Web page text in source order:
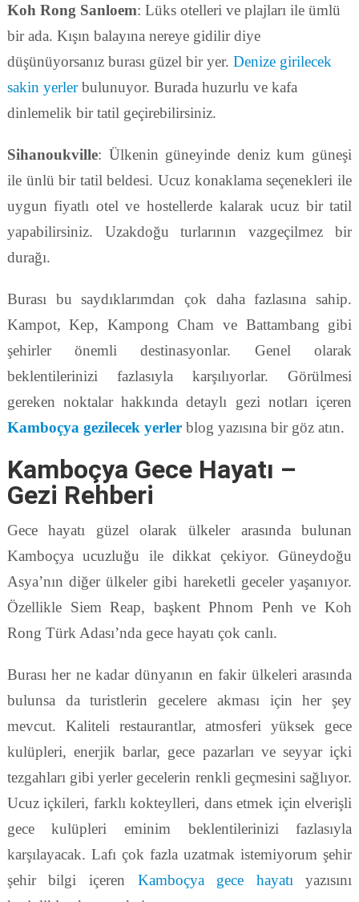
Koh Rong Sanloem: Lüks otelleri ve plajları ile ümlü
bir ada. Kışın balayına nereye gidilir diye
düşünüyorsanız burası güzel bir yer. Denize girilecek
sakin yerlerbulunuyor. Burada huzurlu ve kafa
dinlemelik bir tatil geçirebilirsiniz.
Sihanoukville: Ülkenin güneyinde deniz kum güneşi
ile ünlü bir tatil beldesi. Ucuz konaklama seçenekleri ile
uygun fiyatlı otel ve hostellerde kalarak ucuz bir tatil
yapabilirsiniz. Uzakdoğu turlarının vazgeçilmez bir
durağı.
Burası bu saydıklarımdan çok daha fazlasına sahip.
Kampot, Kep, Kampong Cham ve Battambang gibi
şehirler önemli destinasyonlar. Genel olarak
beklentilerinizi fazlasıyla karşılıyorlar. Görülmesi
gereken noktalar hakkında detaylı gezi notları içeren
Kamboçya gezilecek yerlerblog yazısına bir göz atın.
Kamboçya Gece Hayatı –
Gezi Rehberi
Gece hayatı güzel olarak ülkeler arasında bulunan
Kamboçya ucuzluğu ile dikkat çekiyor. Güneydoğu
Asya’nın diğer ülkeler gibi hareketli geceler yaşanıyor.
Özellikle Siem Reap, başkent Phnom Penh ve Koh
Rong Türk Adası’nda gece hayatı çok canlı.
Burası her ne kadar dünyanın en fakir ülkeleri arasında
bulunsa da turistlerin gecelere akması için her şey
mevcut. Kaliteli restaurantlar, atmosferi yüksek gece
kulüpleri, enerjik barlar, gece pazarları ve seyyar içki
tezgahları gibi yerler gecelerin renkli geçmesini sağlıyor.
Ucuz içkileri, farklı kokteylleri, dans etmek için elverişli
gece kulüpleri eminim beklentilerinizi fazlasıyla
karşılayacak. Lafı çok fazla uzatmak istemiyorum şehir
şehir bilgi içeren Kamboçya gece hayatı yazısını